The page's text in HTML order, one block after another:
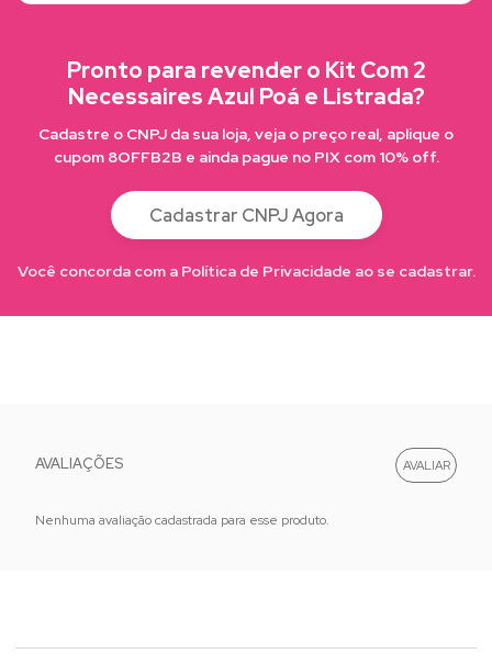
Pronto para revender o Kit Com 2
Necessaires Azul Poá e Listrada?
Cadastre o CNPJ da sua loja, veja o preço real, aplique o
cupom 8OFFB2B e ainda pague no PIX com 10% off.
Cadastrar CNPJ Agora
Você concorda com a Política de Privacidade ao se cadastrar.
AVALIAÇÕES
Nenhuma avaliação cadastrada para esse produto.